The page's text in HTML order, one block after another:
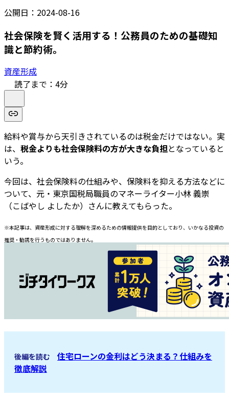
公開日： 2024-08-16
社会保険を賢く活用する！公務員のための基礎知
識と節約術。
資産形成
読了まで： 4分
給料や賞与から天引きされているのは税金だけではない。実
は、 税金よりも社会保険料の方が大きな負担となっていると
いう。
今回は、社会保険料の仕組みや、保険料を抑える方法などに
ついて、元・東京国税局職員のマネーライター小林 義崇
（こばやし よしたか）さんに教えてもらった。
※本記事は、資産形成に対する理解を深めるための情報提供を目的としており、いかなる投資の
推奨・勧誘を行うものではありません。
後編を読む
住宅ローンの金利はどう決まる？仕組みを
徹底解説